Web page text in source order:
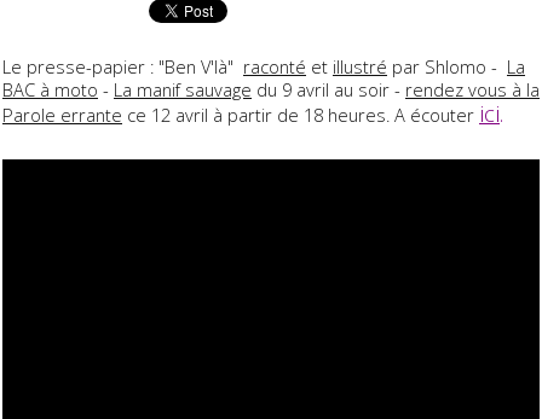
Le presse-papier : "Ben V'là" raconté et illustré par Shlomo - La
BAC à moto - La manif sauvage du 9 avril au soir - rendez vous à la
Parole errante ce 12 avril à partir de 18 heures. A écouter ici.